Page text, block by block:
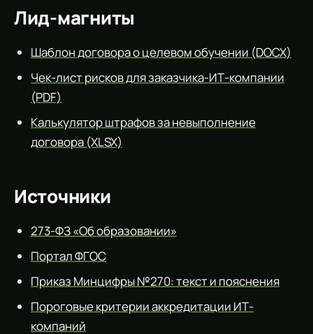
Лид-магниты
Шаблон договора о целевом обучении (DOCX)
Чек-лист рисков для заказчика-ИТ-компании
(PDF)
Калькулятор штрафов за невыполнение
договора (XLSX)
Источники
273-ФЗ «Об образовании»
Портал ФГОС
Приказ Минцифры №270: текст и пояснения
Пороговые критерии аккредитации ИТ-
компаний